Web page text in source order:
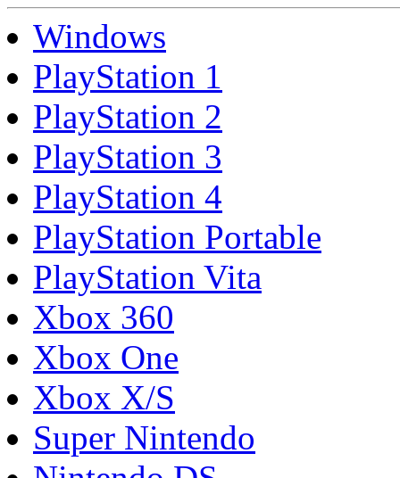
Windows
PlayStation 1
PlayStation 2
PlayStation 3
PlayStation 4
PlayStation Portable
PlayStation Vita
Xbox 360
Xbox One
Xbox X/S
Super Nintendo